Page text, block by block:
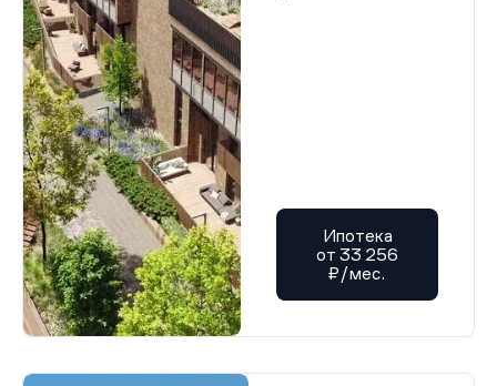
Ипотека
от 33 256
₽/мес.